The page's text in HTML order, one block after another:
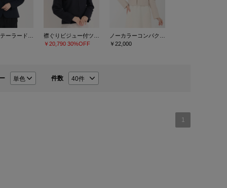
￥20,790 30%OFF
￥22,000
件数
1